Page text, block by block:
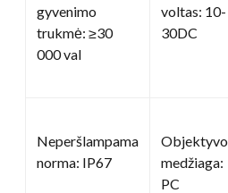
gyvenimo
trukmė: ≥30
000 val
voltas: 10-
30DC
Neperšlampama
norma: IP67
Objektyvo
medžiaga:
PC